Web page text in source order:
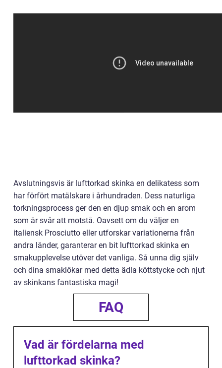
Avslutningsvis är lufttorkad skinka en delikatess som
har förfört matälskare i århundraden. Dess naturliga
torkningsprocess ger den en djup smak och en arom
som är svår att motstå. Oavsett om du väljer en
italiensk Prosciutto eller utforskar variationerna från
andra länder, garanterar en bit lufttorkad skinka en
smakupplevelse utöver det vanliga. Så unna dig själv
och dina smaklökar med detta ädla köttstycke och njut
av skinkans fantastiska magi!
FAQ
Vad är fördelarna med
lufttorkad skinka?